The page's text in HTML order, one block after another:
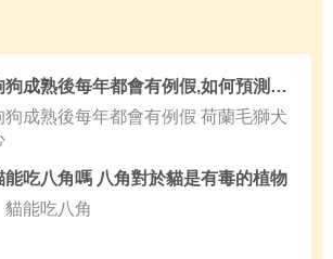
狗狗成熟後每年都會有例假,如何預測狗狗的體型
狗成熟後每年都會有例假 荷蘭毛獅犬
能吃八角嗎 八角對於貓是有毒的植物
能吃八角